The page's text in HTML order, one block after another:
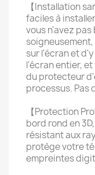
【Installation
faciles à
vous n'avez pas
sur l'écran et
l'écran entier,
du protecteur
processus. Pas
【Protection
bord rond en
résistant aux
protège votre
empreintes